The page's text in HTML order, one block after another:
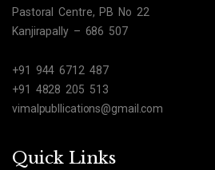
Pastoral Centre, PB No 22
Kanjirapally – 686 507
+91 944 6712 487
+91 4828 205 513
vimalpubllications@gmail.com
Quick Links